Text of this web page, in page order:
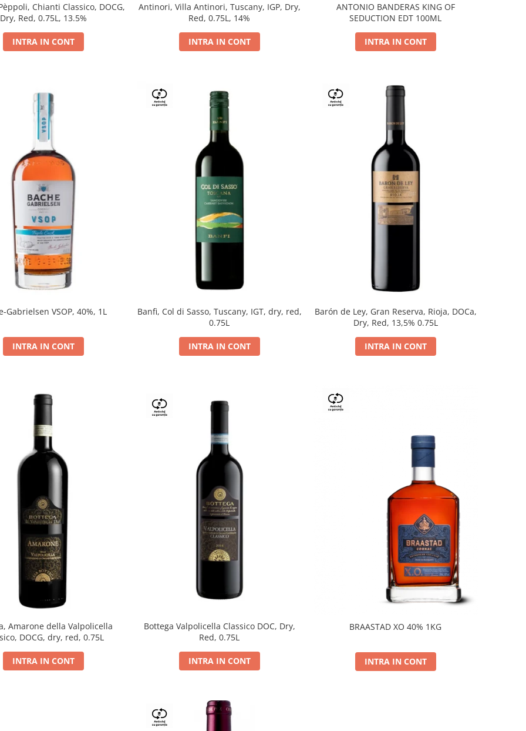
Chianti Classico, DOCG,
Dry, Red, 0.75L, 13.5%
INTRA IN CONT
Antinori, Villa Antinori, Tuscany, IGP, Dry,
Red, 0.75L, 14%
INTRA IN CONT
ANTONIO BANDERAS KING OF
SEDUCTION EDT 100ML
INTRA IN CONT
Gabrielsen VSOP, 40%, 1L
INTRA IN CONT
Banfi, Col di Sasso, Tuscany, IGT, dry, red,
0.75L
INTRA IN CONT
Barón de Ley, Gran Reserva, Rioja, DOCa,
Dry, Red, 13,5% 0.75L
INTRA IN CONT
Amarone della Valpolicella
DOCG, dry, red, 0.75L
INTRA IN CONT
Bottega Valpolicella Classico DOC, Dry,
Red, 0.75L
INTRA IN CONT
BRAASTAD XO 40% 1KG
INTRA IN CONT